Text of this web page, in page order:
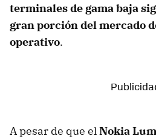
terminales de gama baja
gran porción del mercado
operativo.
A pesar de que elNokia